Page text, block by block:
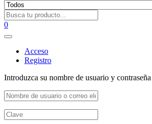
0
Acceso
Registro
Introduzca su nombre de usuario y